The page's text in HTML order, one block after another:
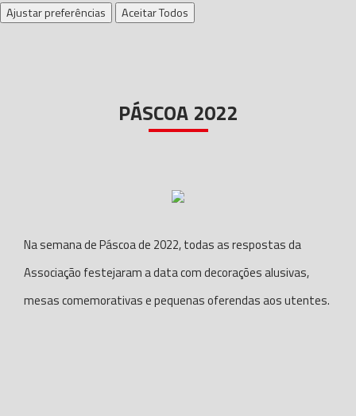
Ajustar preferências Aceitar Todos
PÁSCOA 2022
Na semana de Páscoa de 2022, todas as respostas da
Associação festejaram a data com decorações alusivas,
mesas comemorativas e pequenas oferendas aos utentes.